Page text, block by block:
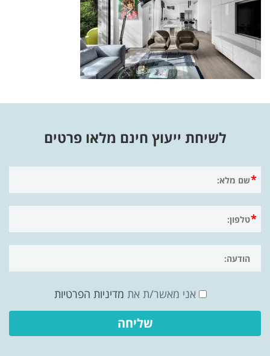
לשיחת ייעוץ חינם מלאו פרטים
אני מאשר/ת את מדיניות הפרטיות